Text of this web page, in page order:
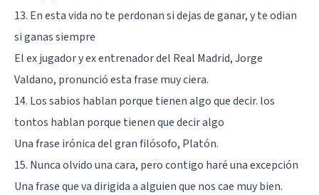
13. En esta vida no te perdonan si dejas de ganar, y te odian
si ganas siempre
El ex jugador y ex entrenador del Real Madrid, Jorge
Valdano, pronunció esta frase muy ciera.
14. Los sabios hablan porque tienen algo que decir. los
tontos hablan porque tienen que decir algo
Una frase irónica del gran filósofo, Platón.
15. Nunca olvido una cara, pero contigo haré una excepción
Una frase que va dirigida a alguien que nos cae muy bien.